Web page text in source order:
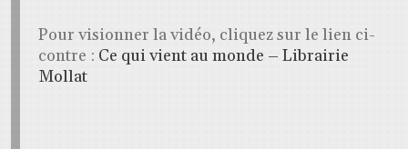
Pour visionner la vidéo, cliquez sur le lien ci-
contre : Ce qui vient au monde – Librairie
Mollat